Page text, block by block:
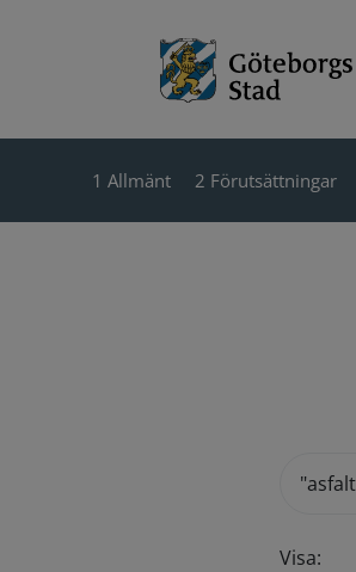
1 Allmänt 2 Förutsättningar
Visa: